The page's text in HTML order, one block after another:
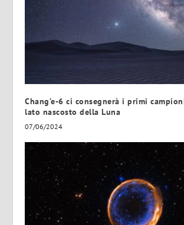
Chang’e-6 ci consegnerà i primi
lato nascosto della Luna
07/06/2024